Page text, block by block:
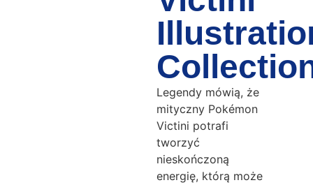
Legendy mówią, że
mityczny Pokémon
Victini potrafi
tworzyć
nieskończoną
energię, którą może